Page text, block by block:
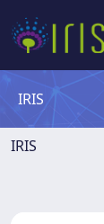
IRIS
IRIS